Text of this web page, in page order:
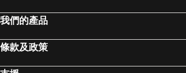
我們的產品
條款及政策